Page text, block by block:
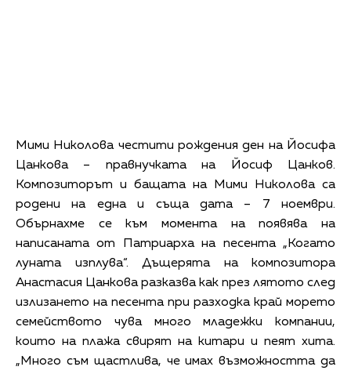
Мими Николова честити рождения ден на Йосифа
Цанкова – правнучката на Йосиф Цанков.
Композиторът и бащата на Мими Николова са
родени на една и съща дата – 7 ноември.
Обърнахме се към момента на появява на
написаната от Патриарха на песента „Когато
луната изплува“. Дъщерята на композитора
Анастасия Цанкова разказва как през лятото след
излизането на песента при разходка край морето
семейството чува много младежки компании,
които на плажа свирят на китари и пеят хита.
„Много съм щастлива, че имах възможността да